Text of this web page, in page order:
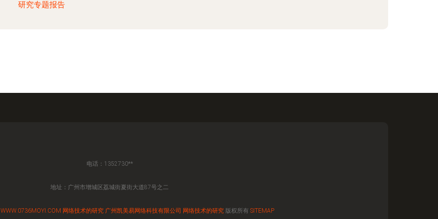
研究专题报告
电话：1352730**
地址：广州市增城区荔城街夏街大道87号之二
WWW.0736MOYI.COM 网络技术的研究 广州凯美易网络科技有限公司 网络技术的研究 版权所有 SITEMAP